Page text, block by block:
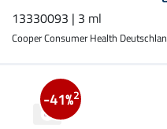
13330093 | 3 ml
Cooper Consumer Health
-41%2